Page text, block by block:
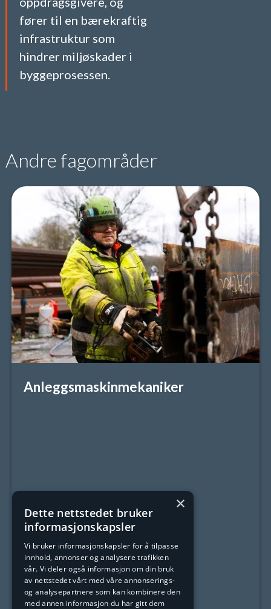
fører til en bærekraftig
infrastruktur som
hindrer miljøskader i
byggeprosessen.
Andre fagområder
Anleggsmaskinmekaniker
×
Dette nettstedet bruker
informasjonskapsler
Vi bruker informasjonskapsler for å tilpasse
innhold, annonser og analysere trafikken
vår. Vi deler også informasjon om din bruk
av nettstedet vårt med våre annonserings-
og analysepartnere som kan kombinere den
med annen informasjon du har gitt dem